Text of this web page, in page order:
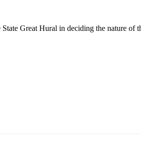
Great Hural in deciding the nature of